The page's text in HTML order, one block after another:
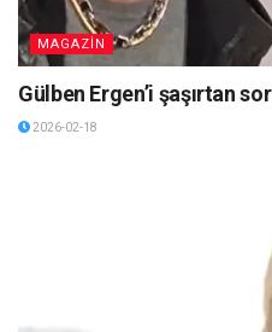
MAGAZİN
Gülben Ergen’i şaşırtan
2026-02-18